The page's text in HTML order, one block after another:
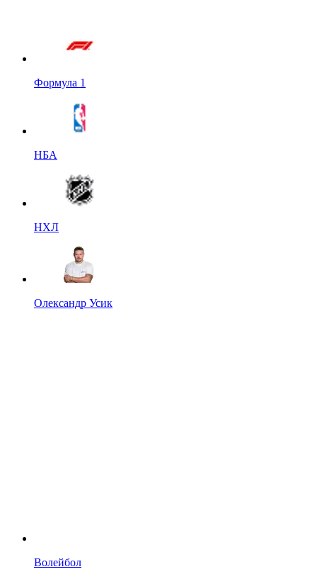
Формула 1
НБА
НХЛ
Олександр Усик
Волейбол